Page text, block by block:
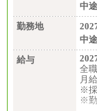
中途
勤務地
中途
給与
全
月
※採
※